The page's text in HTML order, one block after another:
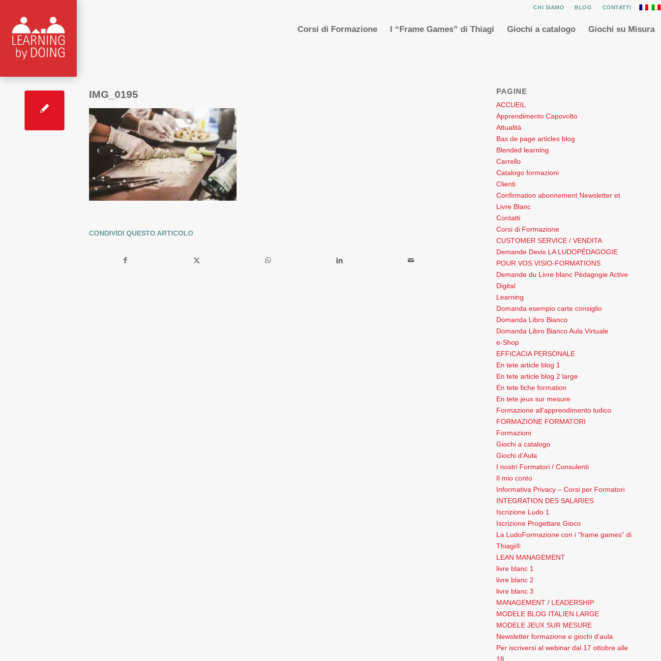
CHI SIAMO BLOG CONTATTI
Corsi di Formazione I “Frame Games” di Thiagi Giochi a catalogo Giochi su Misura
IMG_0195
CONDIVIDI QUESTO ARTICOLO
PAGINE
ACCUEIL
Apprendimento Capovolto
Attualità
Bas de page articles blog
Blended learning
Carrello
Catalogo formazioni
Clienti
Confirmation abonnement Newsletter et
Livre Blanc
Contatti
Corsi di Formazione
CUSTOMER SERVICE / VENDITA
Demande Devis LA LUDOPÉDAGOGIE
POUR VOS VISIO-FORMATIONS
Demande du Livre blanc Pédagogie Active
Digital
Learning
Domanda esempio carte consiglio
Domanda Libro Bianco
Domanda Libro Bianco Aula Virtuale
e-Shop
EFFICACIA PERSONALE
En tete article blog 1
En tete article blog 2 large
En tete fiche formation
En tete jeux sur mesure
Formazione all’apprendimento ludico
FORMAZIONE FORMATORI
Formazioni
Giochi a catalogo
Giochi d’Aula
I nostri Formatori / Consulenti
Il mio conto
Informativa Privacy – Corsi per Formatori
INTEGRATION DES SALARIES
Iscrizione Ludo 1
Iscrizione Progettare Gioco
La LudoFormazione con i “frame games” di
Thiagi®
LEAN MANAGEMENT
livre blanc 1
livre blanc 2
livre blanc 3
MANAGEMENT / LEADERSHIP
MODELE BLOG ITALIEN LARGE
MODELE JEUX SUR MESURE
Newsletter formazione e giochi d’aula
Per iscriversi al webinar dal 17 ottobre alle
18